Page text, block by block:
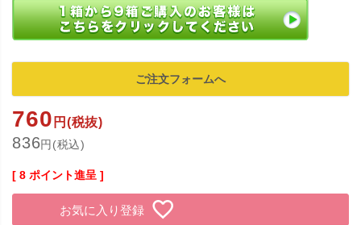
ご注文フォームへ
760 円(税抜)
836円(税込)
[ 8 ポイント進呈 ]
お気に入り登録